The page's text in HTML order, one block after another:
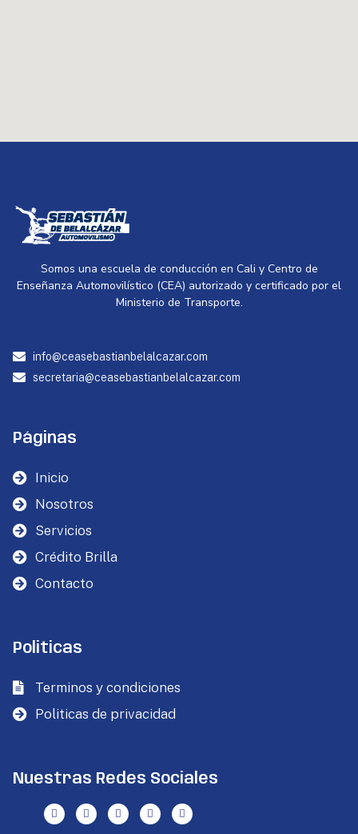
Somos una escuela de conducción en Cali y Centro de
Enseñanza Automovilístico (CEA) autorizado y certificado por el
Ministerio de Transporte.
info@ceasebastianbelalcazar.com
secretaria@ceasebastianbelalcazar.com
Páginas
Inicio
Nosotros
Servicios
Crédito Brilla
Contacto
Politicas
Terminos y condiciones
Politicas de privacidad
Nuestras Redes Sociales